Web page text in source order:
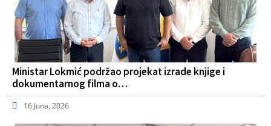
Ministar Lokmić podržao projekat izrade knjige i
dokumentarnog filma o…
16 Juna, 2026